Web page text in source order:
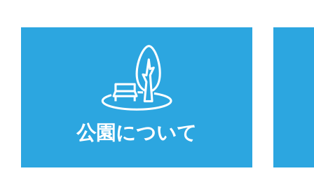
公園について